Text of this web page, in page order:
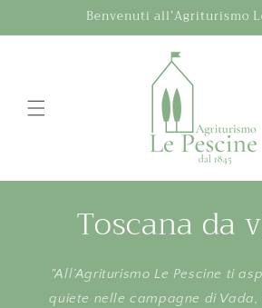
direttamente
ai contenuti
Benvenuti all’Agriturismo
Toscana da
"All’Agriturismo Le Pescine ti
quiete nelle campagne di